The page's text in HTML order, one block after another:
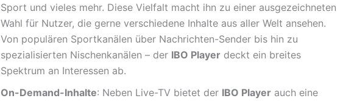
Sport und vieles mehr. Diese Vielfalt macht ihn zu einer ausgezeichneten
Wahl für Nutzer, die gerne verschiedene Inhalte aus aller Welt ansehen.
Von populären Sportkanälen über Nachrichten-Sender bis hin zu
spezialisierten Nischenkanälen – der IBO Player deckt ein breites
Spektrum an Interessen ab.
On-Demand-Inhalte: Neben Live-TV bietet der IBO Player auch eine